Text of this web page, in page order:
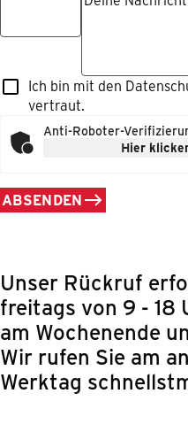
Ich bin mit den
vertraut.
Anti-Roboter-
Hier
ABSENDEN
Unser Rückruf
freitags von 9 - 18
am Wochenende
Wir rufen Sie am
Werktag